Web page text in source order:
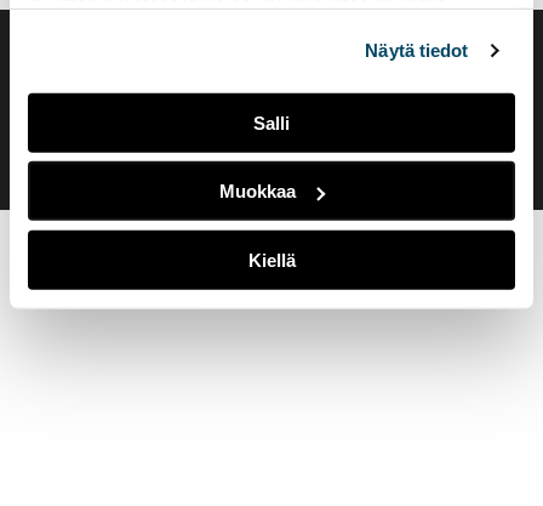
Näytä tiedot
Salli
Muokkaa
Kiellä
Evästeasetukset